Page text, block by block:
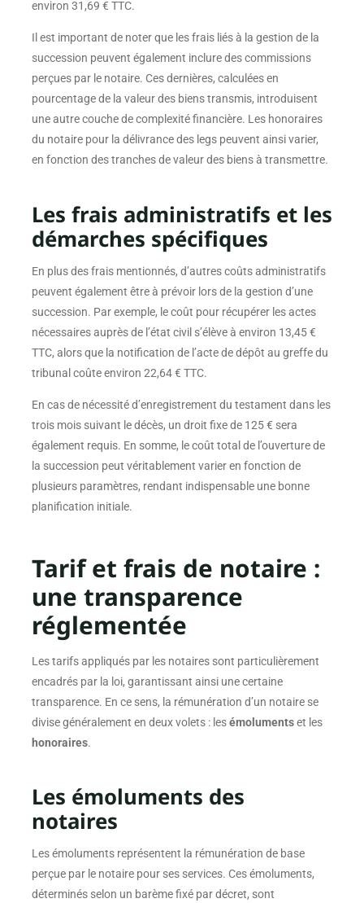
environ 31,69 € TTC.
Il est important de noter que les frais liés à la gestion de la
succession peuvent également inclure des commissions
perçues par le notaire. Ces dernières, calculées en
pourcentage de la valeur des biens transmis, introduisent
une autre couche de complexité financière. Les honoraires
du notaire pour la délivrance des legs peuvent ainsi varier,
en fonction des tranches de valeur des biens à transmettre.
Les frais administratifs et les
démarches spécifiques
En plus des frais mentionnés, d’autres coûts administratifs
peuvent également être à prévoir lors de la gestion d’une
succession. Par exemple, le coût pour récupérer les actes
nécessaires auprès de l’état civil s’élève à environ 13,45 €
TTC, alors que la notification de l’acte de dépôt au greffe du
tribunal coûte environ 22,64 € TTC.
En cas de nécessité d’enregistrement du testament dans les
trois mois suivant le décès, un droit fixe de 125 € sera
également requis. En somme, le coût total de l’ouverture de
la succession peut véritablement varier en fonction de
plusieurs paramètres, rendant indispensable une bonne
planification initiale.
Tarif et frais de notaire :
une transparence
réglementée
Les tarifs appliqués par les notaires sont particulièrement
encadrés par la loi, garantissant ainsi une certaine
transparence. En ce sens, la rémunération d’un notaire se
divise généralement en deux volets : lesémolumentset les
honoraires.
Les émoluments des
notaires
Les émoluments représentent la rémunération de base
perçue par le notaire pour ses services. Ces émoluments,
déterminés selon un barème fixé par décret, sont